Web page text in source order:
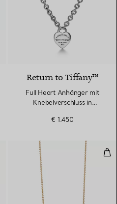
Return to Tiffany™
Full Heart Anhänger mit
Knebelverschluss in
€ 1.450
Wickelhalskettein